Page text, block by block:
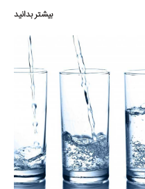
بیشتر بدانید